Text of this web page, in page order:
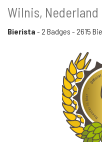
Wilnis, Nederland
Bierista - 2 Badges - 2615